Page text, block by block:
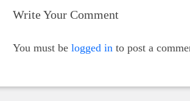
Write Your Comment
You must be logged in to post a